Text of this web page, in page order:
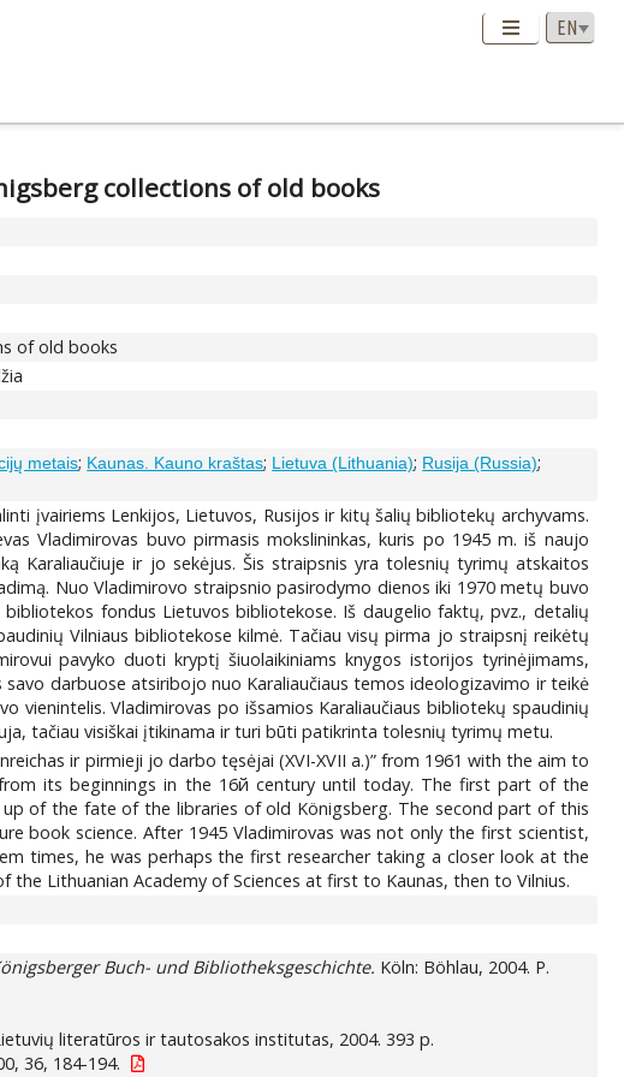
collections of old books
of old books
metais; Kaunas. Kauno kraštas; Lietuva (Lithuania); Rusija (Russia);
įvairiems Lenkijos, Lietuvos, Rusijos ir kitų šalių bibliotekų archyvams.
Vladimirovas buvo pirmasis mokslininkas, kuris po 1945 m. iš naujo
Karaliaučiuje ir jo sekėjus. Šis straipsnis yra tolesnių tyrimų atskaitos
Nuo Vladimirovo straipsnio pasirodymo dienos iki 1970 metų buvo
fondus Lietuvos bibliotekose. Iš daugelio faktų, pvz., detalių
Vilniaus bibliotekose kilmė. Tačiau visų pirma jo straipsnį reikėtų
pavyko duoti kryptį šiuolaikiniams knygos istorijos tyrinėjimams,
darbuose atsiribojo nuo Karaliaučiaus temos ideologizavimo ir teikė
Vladimirovas po išsamios Karaliaučiaus bibliotekų spaudinių
tačiau visiškai įtikinama ir turi būti patikrinta tolesnių tyrimų metu.
ir pirmieji jo darbo tęsėjai (XVI-XVII a.)” from 1961 with the aim to
its beginnings in the 16й century until today. The first part of the
of the fate of the libraries of old Königsberg. The second part of this
book science. After 1945 Vladimirovas was not only the first scientist,
times, he was perhaps the first researcher taking a closer look at the
Lithuanian Academy of Sciences at first to Kaunas, then to Vilnius.
Buch- und Bibliotheksgeschichte. Köln: Böhlau, 2004. P.
literatūros ir tautosakos institutas, 2004. 393 p.
36, 184-194.